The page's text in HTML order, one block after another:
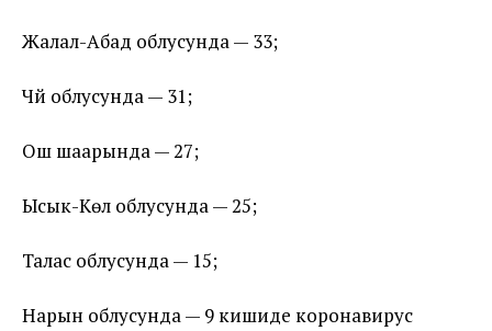
Жалал-Абад облусунда — 33;
Чүй облусунда — 31;
Ош шаарында — 27;
Ысык-Көл облусунда — 25;
Талас облусунда — 15;
Нарын облусунда — 9 кишиде коронавирус